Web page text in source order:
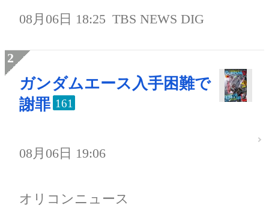
08月06日 18:25 TBS NEWS DIG
ガンダムエース入手困難で
謝罪 161
08月06日 19:06
オリコンニュース